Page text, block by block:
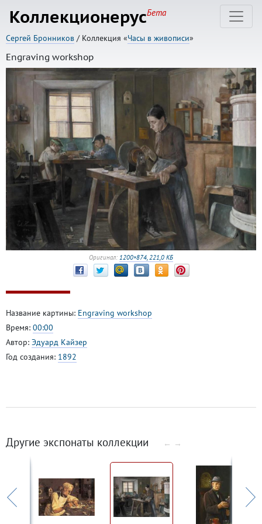
КоллекционерусБета
Сергей Бронников / Коллекция «Часы в живописи»
Engraving workshop
Оригинал: 1200×874, 221,0 КБ
Название картины: Engraving workshop
Время: 00:00
Автор: Эдуард Кайзер
Год создания: 1892
Другие экспонаты коллекции ← →